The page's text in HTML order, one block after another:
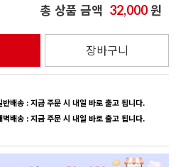
총 상품 금액 32,000원
장바구니
반배송 : 지금 주문 시 내일 바로 출고 됩니다.
벽배송 : 지금 주문 시 내일 바로 출고 됩니다.